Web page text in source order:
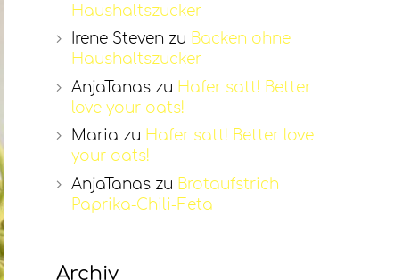
Haushaltszucker
Irene Steven zu Backen ohne
Haushaltszucker
AnjaTanaszu Hafer satt! Better
love your oats!
Maria zu Hafer satt! Better love
your oats!
AnjaTanaszu Brotaufstrich
Paprika-Chili-Feta
Archiv